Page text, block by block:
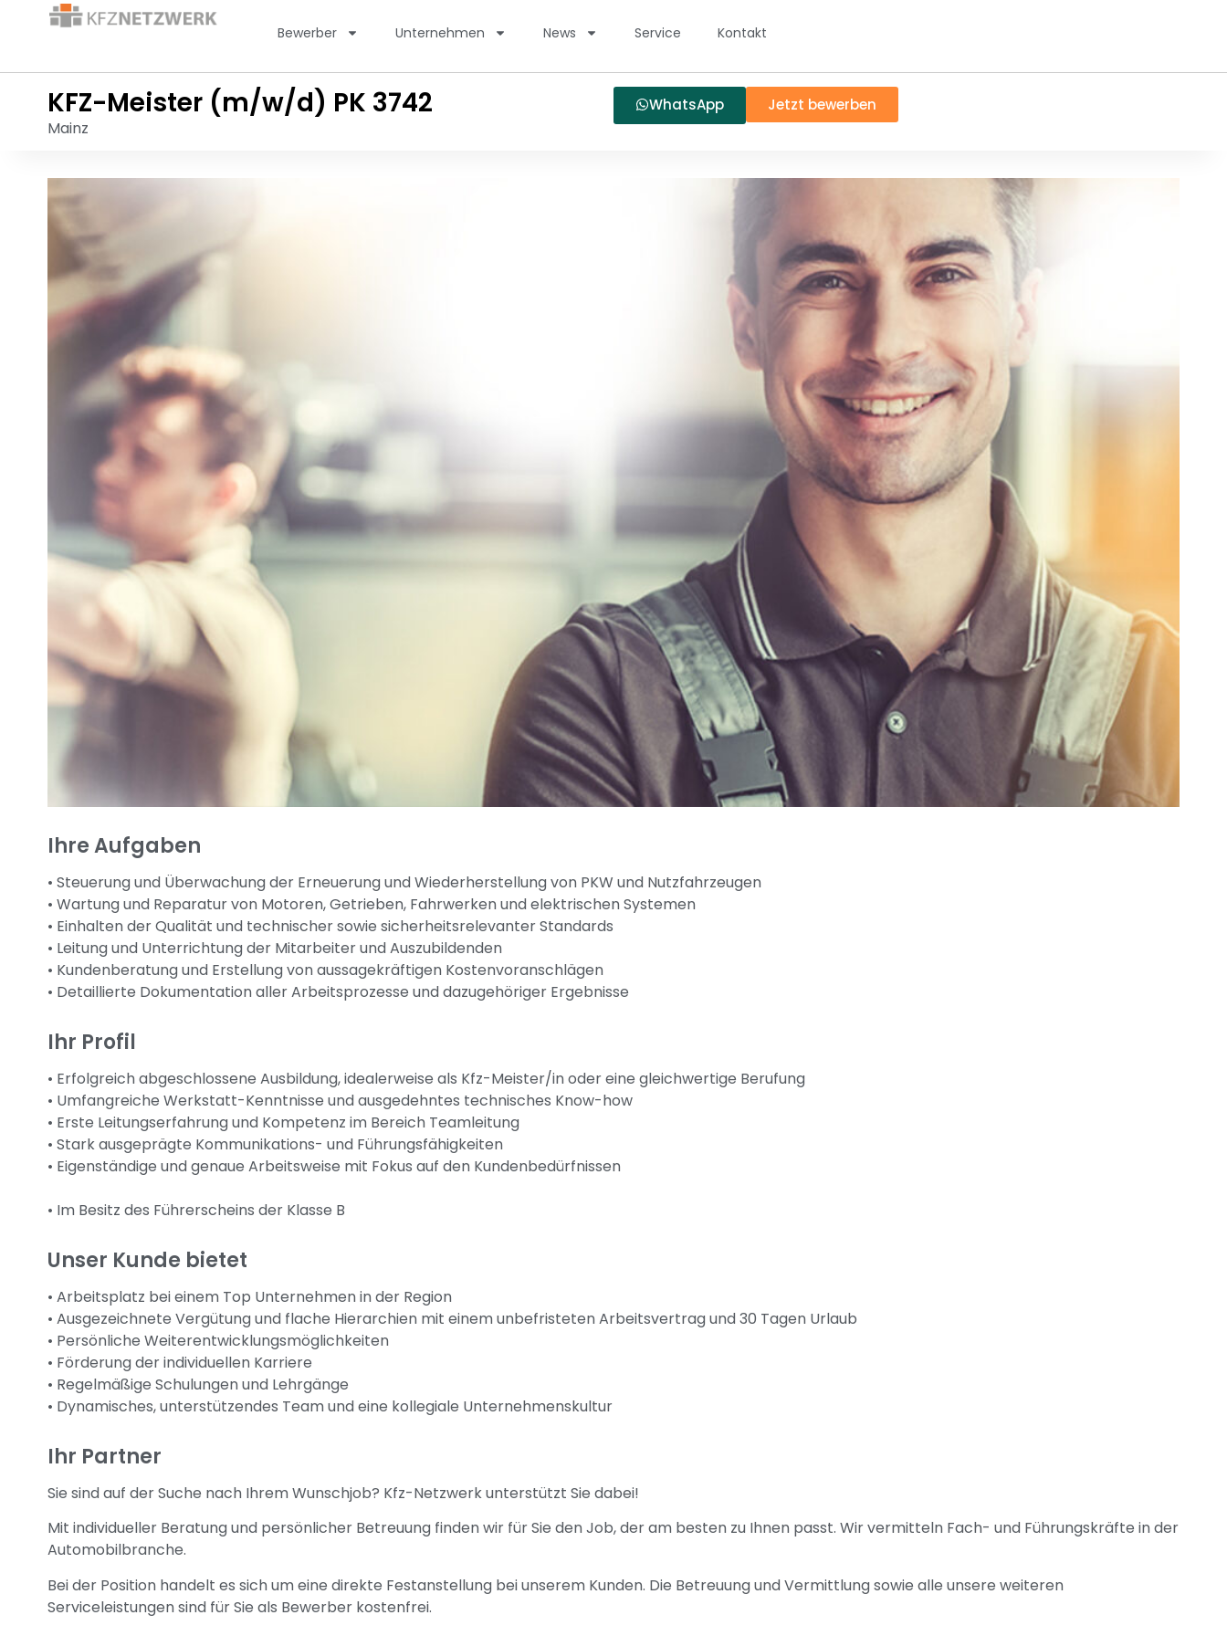
Bewerber Unternehmen News Service Kontakt
KFZ-Meister (m/w/d) PK 3742
Mainz
WhatsApp Jetzt bewerben
Ihre Aufgaben
• Steuerung und Überwachung der Erneuerung und Wiederherstellung von PKW und Nutzfahrzeugen
• Wartung und Reparatur von Motoren, Getrieben, Fahrwerken und elektrischen Systemen
• Einhalten der Qualität und technischer sowie sicherheitsrelevanter Standards
• Leitung und Unterrichtung der Mitarbeiter und Auszubildenden
• Kundenberatung und Erstellung von aussagekräftigen Kostenvoranschlägen
• Detaillierte Dokumentation aller Arbeitsprozesse und dazugehöriger Ergebnisse
Ihr Profil
• Erfolgreich abgeschlossene Ausbildung, idealerweise als Kfz-Meister/in oder eine gleichwertige Berufung
• Umfangreiche Werkstatt-Kenntnisse und ausgedehntes technisches Know-how
• Erste Leitungserfahrung und Kompetenz im Bereich Teamleitung
• Stark ausgeprägte Kommunikations- und Führungsfähigkeiten
• Eigenständige und genaue Arbeitsweise mit Fokus auf den Kundenbedürfnissen
• Im Besitz des Führerscheins der Klasse B
Unser Kunde bietet
• Arbeitsplatz bei einem Top Unternehmen in der Region
• Ausgezeichnete Vergütung und flache Hierarchien mit einem unbefristeten Arbeitsvertrag und 30 Tagen Urlaub
• Persönliche Weiterentwicklungsmöglichkeiten
• Förderung der individuellen Karriere
• Regelmäßige Schulungen und Lehrgänge
• Dynamisches, unterstützendes Team und eine kollegiale Unternehmenskultur
Ihr Partner
Sie sind auf der Suche nach Ihrem Wunschjob? Kfz-Netzwerk unterstützt Sie dabei!
Mit individueller Beratung und persönlicher Betreuung finden wir für Sie den Job, der am besten zu Ihnen passt. Wir vermitteln Fach- und Führungskräfte in der
Automobilbranche.
Bei der Position handelt es sich um eine direkte Festanstellung bei unserem Kunden. Die Betreuung und Vermittlung sowie alle unsere weiteren
Serviceleistungen sind für Sie als Bewerber kostenfrei.